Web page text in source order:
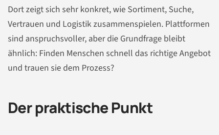
Dort zeigt sich sehr konkret, wie Sortiment, Suche,
Vertrauen und Logistik zusammenspielen. Plattformen
sind anspruchsvoller, aber die Grundfrage bleibt
ähnlich: Finden Menschen schnell das richtige Angebot
und trauen sie dem Prozess?
Der praktische Punkt